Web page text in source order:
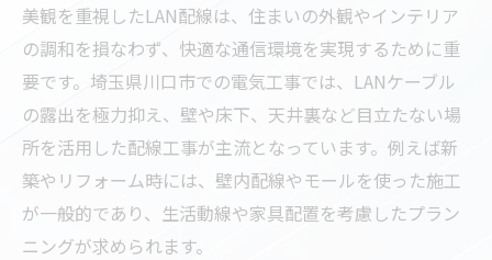
美観を重視したLAN配線は、住まいの外観やインテリア
の調和を損なわず、快適な通信環境を実現するために重
要です。埼玉県川口市での電気工事では、LANケーブル
の露出を極力抑え、壁や床下、天井裏など目立たない場
所を活用した配線工事が主流となっています。例えば新
築やリフォーム時には、壁内配線やモールを使った施工
が一般的であり、生活動線や家具配置を考慮したプラン
ニングが求められます。